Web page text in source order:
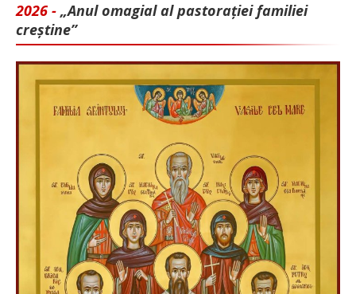
2026 - „Anul omagial al pastorației familiei
creștine”